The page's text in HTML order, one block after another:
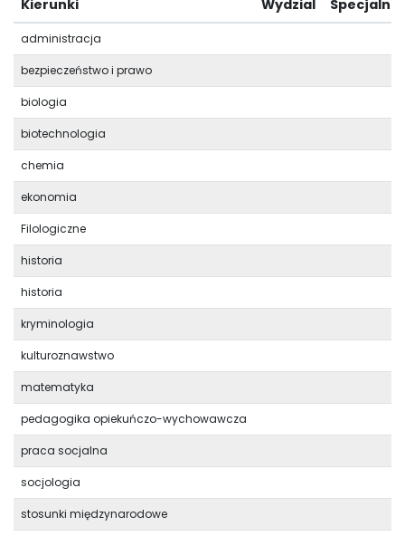
Kierunki Wydzial
administracja
bezpieczeństwo i prawo
biologia
biotechnologia
chemia
ekonomia
Filologiczne
historia
historia
kryminologia
kulturoznawstwo
matematyka
pedagogika opiekuńczo-wychowawcza
praca socjalna
socjologia
stosunki międzynarodowe